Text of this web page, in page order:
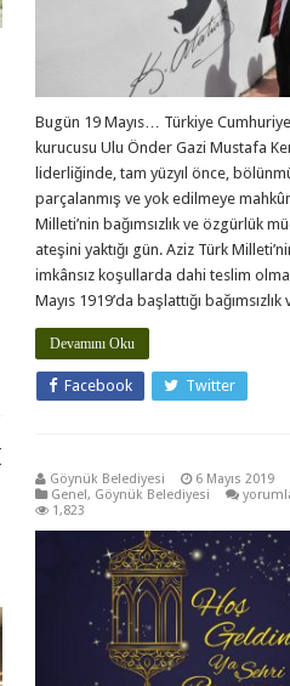
Bugün 19 Mayıs… Türkiye
kurucusu Ulu Önder Gazi Mustafa
liderliğinde, tam yüzyıl önce,
parçalanmış ve yok edilmeye
Milleti’nin bağımsızlık ve özgürlük
ateşini yaktığı gün. Aziz Türk
imkânsız koşullarda dahi teslim
Mayıs 1919’da başlattığı bağımsızlık
Devamını Oku
Facebook Twitter
Göynük Belediyesi
6 Mayıs 2019
Genel, Göynük Belediyesi için
1,823